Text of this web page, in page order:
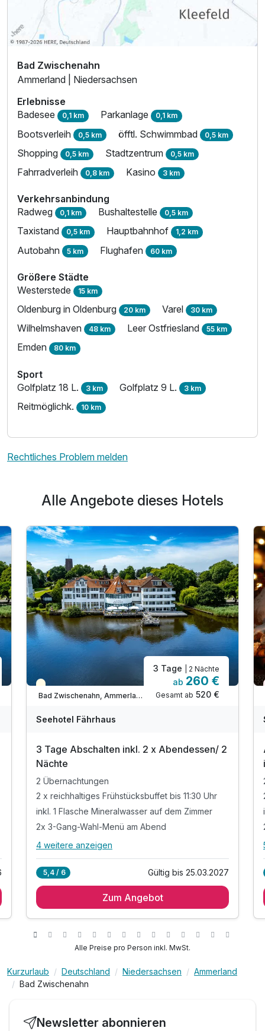
Bad Zwischenahn
Ammerland | Niedersachsen
Erlebnisse
Badesee 0,1 km Parkanlage 0,1 km
Bootsverleih 0,5 km öfftl. Schwimmbad 0,5 km
Shopping 0,5 km Stadtzentrum 0,5 km
Fahrradverleih 0,8 km Kasino 3 km
Verkehrsanbindung
Radweg 0,1 km Bushaltestelle 0,5 km
Taxistand 0,5 km Hauptbahnhof 1,2 km
Autobahn 5 km Flughafen 60 km
Größere Städte
Westerstede 15 km
Oldenburg in Oldenburg 20 km Varel 30 km
Wilhelmshaven 48 km Leer Ostfriesland 55 km
Emden 80 km
Sport
Golfplatz 18 L. 3 km Golfplatz 9 L. 3 km
Reitmöglichk. 10 km
Rechtliches Problem melden
Alle Angebote dieses Hotels
Saisonal verfügbar
Bad Zwischenahn, Ammerland
3 Tage | 2 Nächte
ab 260 €
Gesamt ab 520 €
Seehotel Fährhaus
3 Tage Abschalten inkl. 2 x Abendessen/ 2
Nächte
2 Übernachtungen
2 x reichhaltiges Frühstücksbuffet bis 11:30 Uhr
inkl. 1 Flasche Mineralwasser auf dem Zimmer
2x 3-Gang-Wahl-Menü am Abend
Alle Inklusivleistungen
2 x reichhaltiges Frühstücksbuffet bis 11:30 Uhr
flauschiger Bademantel und Frottierslipper
inkl. Parkplatz nach Verfügbarkeit
inkl. freies W-Lan
4 weitere anzeigen
5,4 / 6 Gültig bis 25.03.2027
Zum Angebot
Alle Preise pro Person inkl. MwSt.
Kurzurlaub Deutschland Niedersachsen
Ammerland
Bad Zwischenahn
Newsletter abonnieren